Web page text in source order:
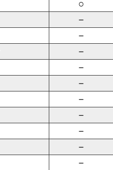
○
－
－
－
－
－
－
－
－
－
－